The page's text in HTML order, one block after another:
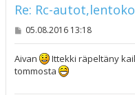
Re: Rc-
V
s
t
i
05.08.2016 13:18
Aivan
Ittekki räpeltäny
tommosta